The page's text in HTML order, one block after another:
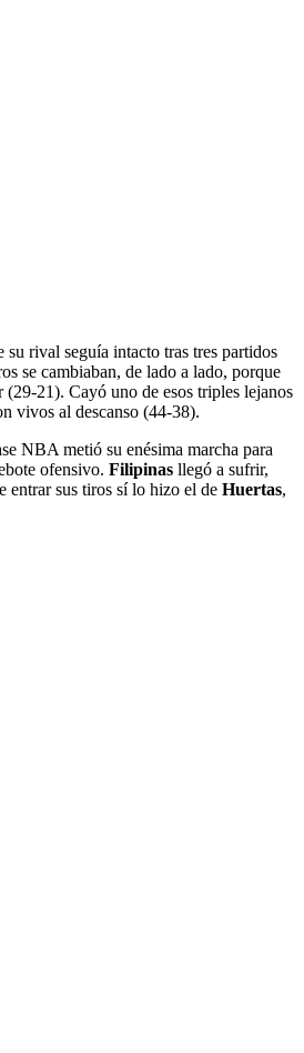
rival seguía intacto tras tres partidos
se cambiaban, de lado a lado, porque
(29-21). Cayó uno de esos triples lejanos
vivos al descanso (44-38).
NBA metió su enésima marcha para
ofensivo. Filipinas llegó a sufrir,
entrar sus tiros sí lo hizo el de Huertas,